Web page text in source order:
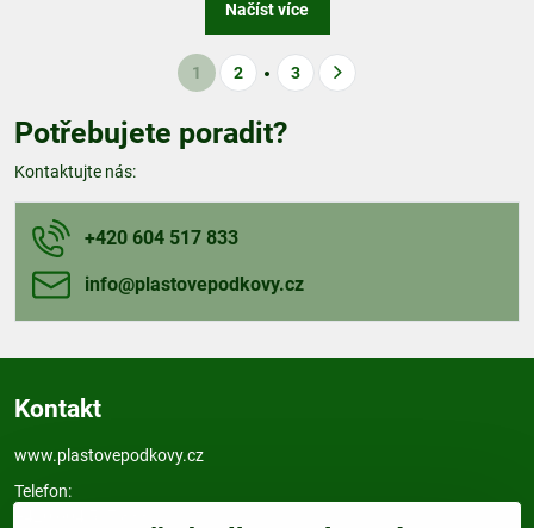
Načíst více
1 2 3
Potřebujete poradit?
Kontaktujte nás:
+420 604 517 833
info​@plastovepodkovy​.cz
Kontakt
www.plastovepodkovy.cz
Telefon: